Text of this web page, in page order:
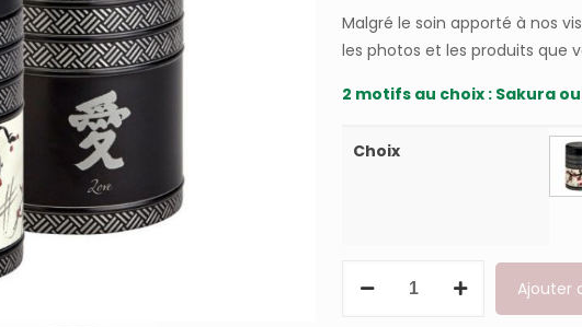
Malgré le soin apporté à nos
les photos et les produits que
2 motifs au choix : Sakura
Choix
Ajouter